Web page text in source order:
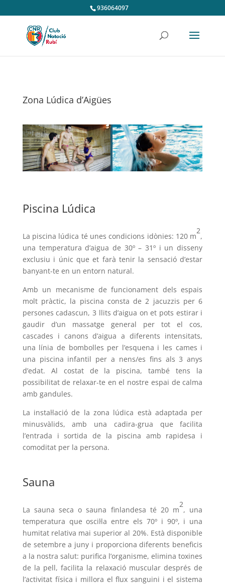
936064097
Zona Lúdica d’Aigües
Piscina Lúdica
La piscina lúdica té unes condicions idònies: 120 m
2
,
una temperatura d’aigua de 30º – 31º i un disseny
exclusiu i únic que et farà tenir la sensació d’estar
banyant-te en un entorn natural.
Amb un mecanisme de funcionament dels espais
molt pràctic, la piscina consta de 2 jacuzzis per 6
persones cadascun, 3 llits d’aigua on et pots estirar i
gaudir d’un massatge general per tot el cos,
cascades i canons d’aigua a diferents intensitats,
una línia de bombolles per l’esquena i les cames i
una piscina infantil per a nens/es fins als 3 anys
d’edat. Al costat de la piscina, també tens la
possibilitat de relaxar-te en el nostre espai de calma
amb gandules.
La instal·lació de la zona lúdica està adaptada per
minusvàlids, amb una cadira-grua que facilita
l’entrada i sortida de la piscina amb rapidesa i
comoditat per la persona.
Sauna
La sauna seca o sauna finlandesa té 20 m
2
, una
temperatura que oscil·la entre els 70º i 90º, i una
humitat relativa mai superior al 20%. Està disponible
de setembre a juny i proporciona diferents beneficis
a la nostra salut: purifica l’organisme, elimina toxines
de la pell, facilita la relaxació muscular després de
l’activitat física i millora el flux sanguini i el sistema